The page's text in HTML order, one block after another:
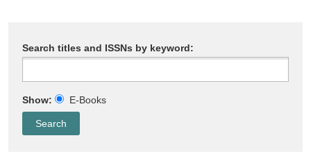
Search titles and ISSNs by keyword:
Show: E-Books